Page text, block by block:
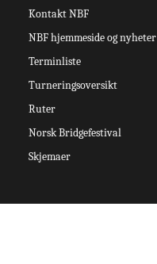
Kontakt NBF
NBF hjemmeside og nyheter
Terminliste
Turneringsoversikt
Ruter
Norsk Bridgefestival
Skjemaer